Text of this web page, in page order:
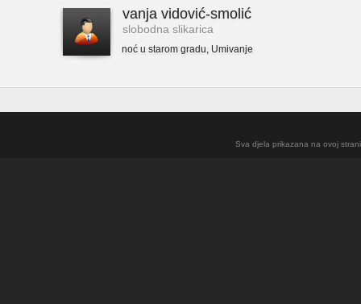
vanja vidović-smolić
slobodna slikarica
noć u starom gradu, Umivanje
Sva djela prikazana na ovoj